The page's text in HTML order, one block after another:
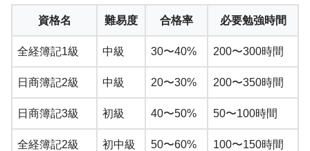
資格名 難易度 合格率 必要勉強時間
全経簿記1級 中級 30〜40% 200〜300時間
日商簿記2級 中級 20〜30% 200〜350時間
日商簿記3級 初級 40〜50% 50〜100時間
全経簿記2級 初中級 50〜60% 100〜150時間